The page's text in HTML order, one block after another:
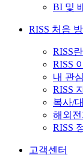
BI 및
RISS 처음
RISS
RISS
내 관
RISS
복사/
해외
RISS
고객센터